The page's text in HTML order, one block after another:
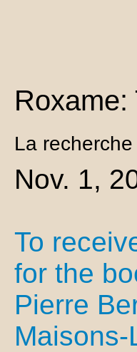
La
Nov. 1,
To
for the
Pierre
Maisons-